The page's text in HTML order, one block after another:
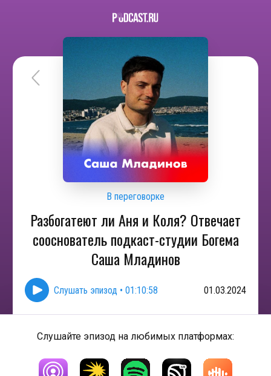
В переговорке
Разбогатеют ли Аня и Коля? Отвечает
сооснователь подкаст-студии Богема
Саша Младинов
Слушать эпизод • 01:10:58 01.03.2024
Слушайте эпизод на любимых платформах: